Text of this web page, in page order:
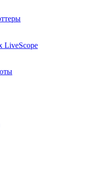
LiveScope